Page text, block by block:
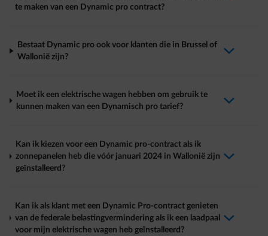
te maken van een Dynamic pro contract?
Bestaat Dynamic pro ook voor klanten die in Brussel of
Wallonië zijn?
arrow-down-fwd
Moet ik een elektrische wagen hebben om gebruik te
kunnen maken van een Dynamisch pro tarief?
arrow-down-fwd
Kan ik kiezen voor een Dynamic pro-contract als ik
zonnepanelen heb die vóór januari 2024 in Wallonië zijn
geïnstalleerd?
arrow-down-fwd
Kan ik als klant met een Dynamic Pro-contract genieten
van de federale belastingvermindering als ik een laadpaal
voor mijn elektrische wagen heb geïnstalleerd?
arrow-down-fwd